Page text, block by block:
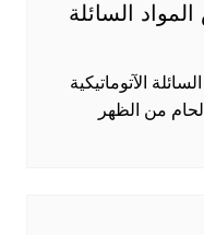
السائلة
الآتوماتيكية